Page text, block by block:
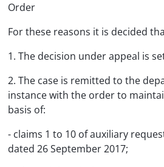
Order
For these reasons it is decided
1. The decision under appeal is
2. The case is remitted to the
instance with the order to
basis of:
- claims 1 to 10 of auxiliary
dated 26 September 2017;